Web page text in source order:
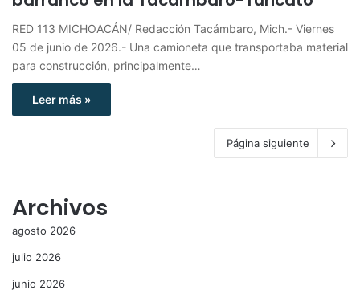
RED 113 MICHOACÁN/ Redacción Tacámbaro, Mich.- Viernes
05 de junio de 2026.- Una camioneta que transportaba material
para construcción, principalmente…
Leer más »
Página siguiente
Archivos
agosto 2026
julio 2026
junio 2026